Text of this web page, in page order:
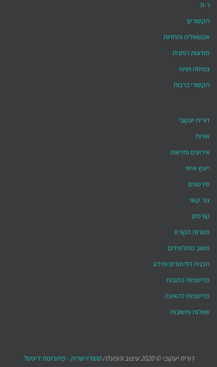
ר-ת
תקשורים
אקטואליה ותחזיות
מודעות רוחנית
צמיחה ושינוי
תקשורי ברכות
דורית יעקובי
אודות
אירועים וחדשות
ייעוץ אישי
סירטונים
צור קשר
קורסים
מטרות הקורס
משוב מתלמידים
תכנית הלימודים ומידע
מדיטציות כתובות
מדיטציות להאזנה
שאלות ותשובות
דורית יעקובי © 2020 עיצוב והפעלה סטודיו שרית - פיתרונות דיגיטל